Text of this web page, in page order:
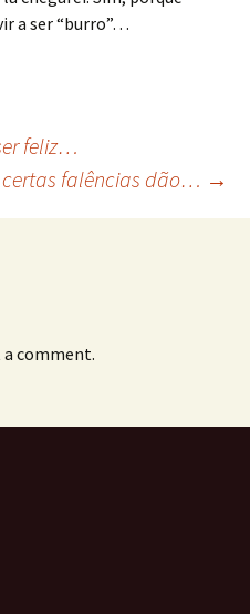
a ser “burro”…
feliz…
certas falências dão… →
comment.